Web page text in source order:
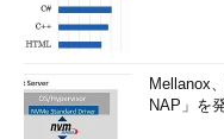
Mellanox
NAP」を